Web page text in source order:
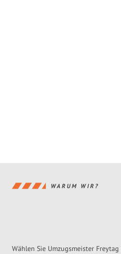
WARUM WIR?
Wählen Sie Umzugsmeister